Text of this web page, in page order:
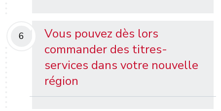
6
Vous pouvez dès lors
commander des titres-
services dans votre nouvelle
région